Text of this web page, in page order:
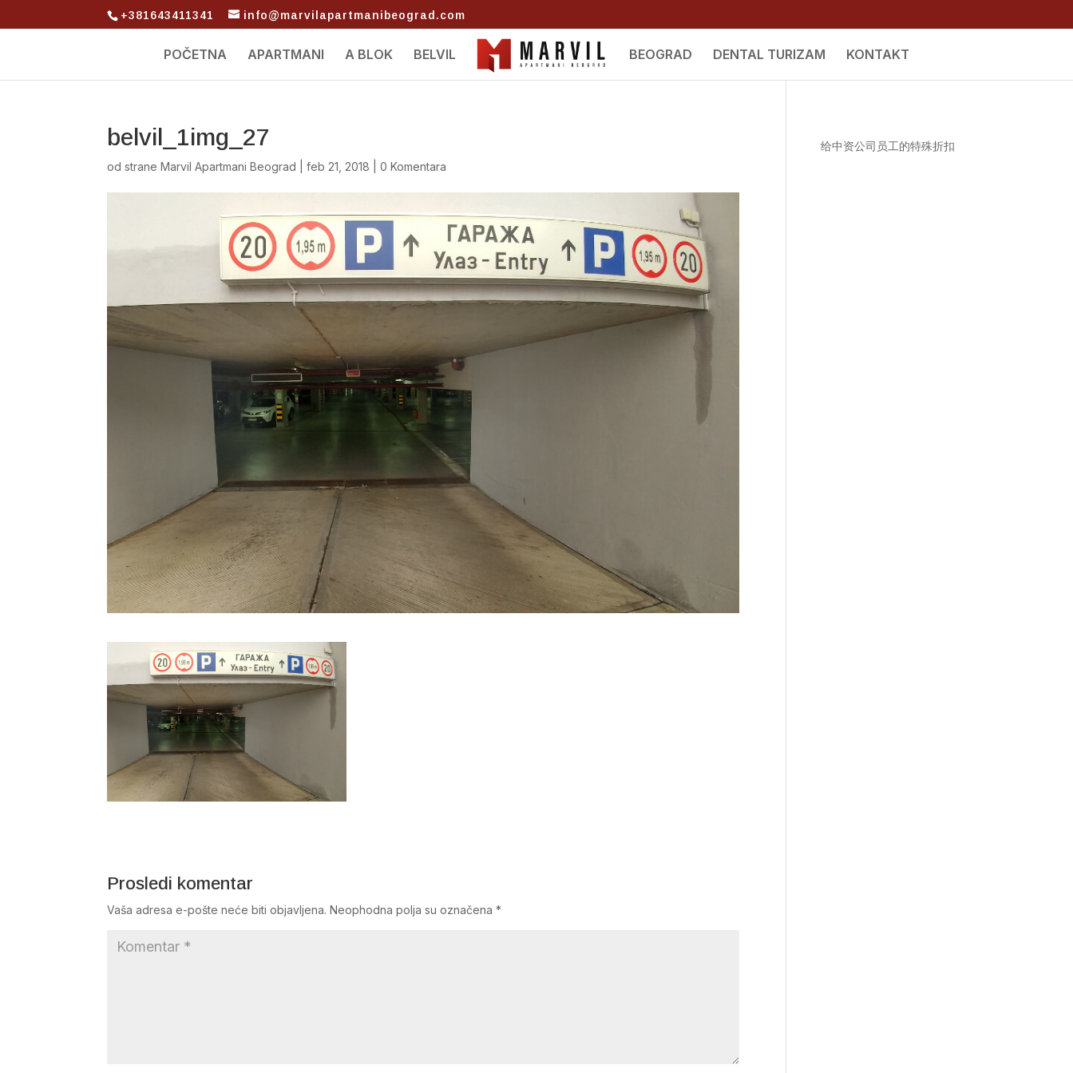
+381643411341 info@marvilapartmanibeograd.com
POČETNA APARTMANI A BLOK BELVIL BEOGRAD DENTAL TURIZAM KONTAKT
belvil_1img_27
od straneMarvil Apartmani Beograd |feb 21, 2018 |0 Komentara
Prosledi komentar
Vaša adresa e-pošte neće biti objavljena. Neophodna polja su označena*
给中资公司员工的特殊折扣